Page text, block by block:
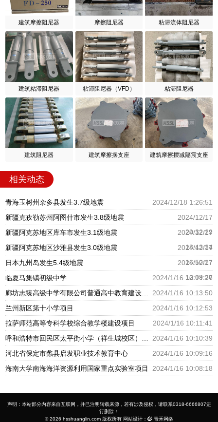
建筑摩擦阻尼器 摩擦阻尼器 粘滞流体阻尼器
建筑粘滞阻尼器 粘滞阻尼器（VFD） 粘滞阻尼器
建筑阻尼器 建筑摩擦摆支座 建筑摩擦摆减隔震支座
相关动态
青海玉树州杂多县发生3.7级地震
2024/12/18 1:26:51
新疆克孜勒苏州阿图什市发生3.8级地震
2024/12/17
20:32:29
新疆阿克苏地区库车市发生3.1级地震
2024/12/17
18:43:34
新疆阿克苏地区沙雅县发生3.0级地震
2024/12/17
16:50:27
日本九州岛发生5.4级地震
2024/12/17
12:09:36
临夏马集镇初级中学
2024/1/16 10:14:27
廊坊志臻高级中学有限公司普通高中教育建设项目 2024/1/16 10:13:50
兰州新区第十小学项目
2024/1/16 10:12:53
拉萨师范高等专科学校综合教学楼建设项目
2024/1/16 10:11:41
呼和浩特市回民区太平街小学（祥生城校区）建设项目 2024/1/16 10:10:39
河北省保定市蠡县启发职业技术教育中心
2024/1/16 10:09:16
海南大学南海海洋资源利用国家重点实验室项目
2024/1/16 10:08:18
声明：本站部分内容来自互联网，并已注明转载来源，若有涉及侵权，请联系0318-6666807进
行删除！
© 2026 hsshuanglin.com 版权所有 网站设计：
青禾网络